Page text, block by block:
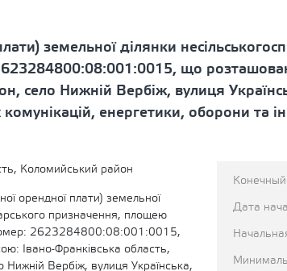
земельної ділянки
що
село Нижній Вербіж, вулиця
енергетики, оборони та
Коломийський район
орендної плати) земельної
призначення, площею
2623284800:08:001:0015,
Івано-Франківська область,
Вербіж, вулиця Українська,
Дата